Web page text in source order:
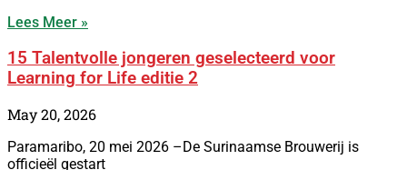
Lees Meer »
15 Talentvolle jongeren geselecteerd voor
Learning for Life editie 2
May 20, 2026
Paramaribo, 20 mei 2026 –De Surinaamse Brouwerij is
officieël gestart